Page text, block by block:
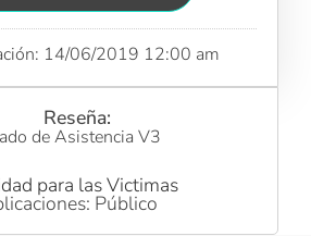
14/06/2019 12:00 am
Reseña:
de Asistencia V3
para las Victimas
Público